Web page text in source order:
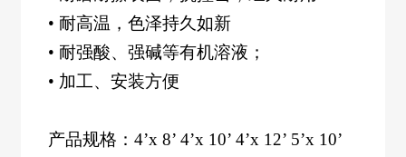
• 耐高温，色泽持久如新
• 耐强酸、强碱等有机溶液；
• 加工、安装方便
产品规格： 4’x 8’ 4’x 10’ 4’x 12’ 5’x 10’